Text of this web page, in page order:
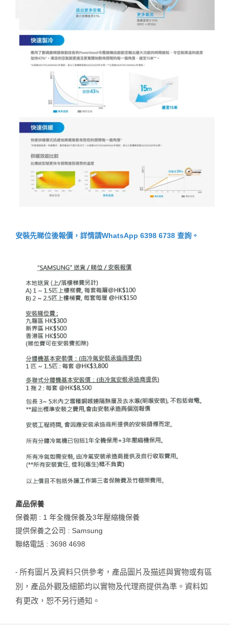
安裝先睇位後報價，詳情請WhatsApp 6398 6738 查詢。
產品保養
保養期 : 1 年全機保養及3年壓縮機保養
提供保養之公司 : Samsung
聯絡電話 : 3698 4698
- 所有圖片及資料只供參考，產品圖片及描述與實物或有區
別，產品外觀及細節均以實物及代理商提供為準。資料如
有更改，恕不另行通知。